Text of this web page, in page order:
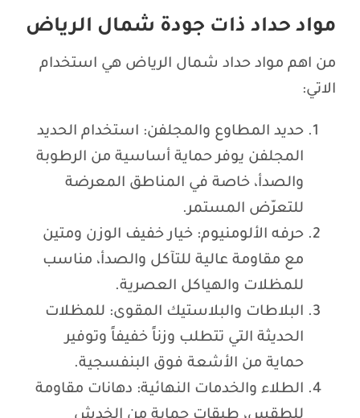
مواد حداد ذات جودة شمال الرياض
من اهم مواد حداد شمال الرياض هي استخدام
الاتي:
حديد المطاوع والمجلفن: استخدام الحديد
المجلفن يوفر حماية أساسية من الرطوبة
والصدأ، خاصة في المناطق المعرضة
للتعرّض المستمر.
حرفه الألومنيوم: خيار خفيف الوزن ومتين
مع مقاومة عالية للتآكل والصدأ، مناسب
للمظلات والهياكل العصرية.
البلاطات والبلاستيك المقوى: للمظلات
الحديثة التي تتطلب وزناً خفيفاً وتوفير
حماية من الأشعة فوق البنفسجية.
الطلاء والخدمات النهائية: دهانات مقاومة